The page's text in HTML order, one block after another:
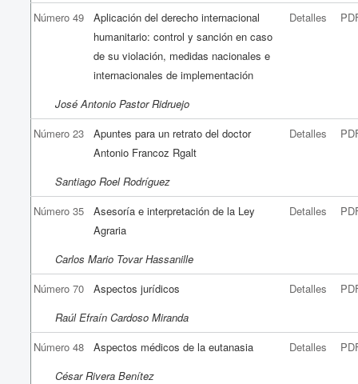
Número 49
Aplicación del derecho internacional
humanitario: control y sanción en caso
de su violación, medidas nacionales e
internacionales de implementación
Detalles
José Antonio Pastor Ridruejo
Número 23
Apuntes para un retrato del doctor
Antonio Francoz Rgalt
Detalles
Santiago Roel Rodríguez
Número 35
Asesoría e interpretación de la Ley
Agraria
Detalles
Carlos Mario Tovar Hassanille
Número 70
Aspectos jurídicos Detalles
Raúl Efraín Cardoso Miranda
Número 48
Aspectos médicos de la eutanasia Detalles
César Rivera Benítez